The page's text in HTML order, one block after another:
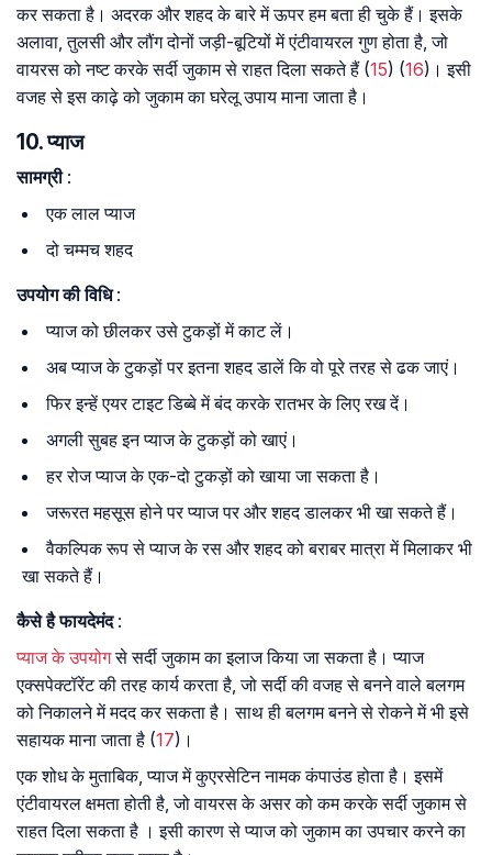
कर सकता है। अदरक और शहद के बारे में ऊपर हम बता ही चुके हैं। इसके
अलावा, तुलसी और लौंग दोनों जड़ी-बूटियों में एंटीवायरल गुण होता है, जो
वायरस को नष्ट करके सर्दी जुकाम से राहत दिला सकते हैं (15) (16)। इसी
वजह से इस काढ़े को जुकाम का घरेलू उपाय माना जाता है।
10. प्याज
सामग्री:
एक लाल प्याज
दो चम्मच शहद
उपयोग की विधि:
प्याज को छीलकर उसे टुकड़ों में काट लें।
अब प्याज के टुकड़ों पर इतना शहद डालें कि वो पूरे तरह से ढक जाएं।
फिर इन्हें एयर टाइट डिब्बे में बंद करके रातभर के लिए रख दें।
अगली सुबह इन प्याज के टुकड़ों को खाएं।
हर रोज प्याज के एक-दो टुकड़ों को खाया जा सकता है।
जरूरत महसूस होने पर प्याज पर और शहद डालकर भी खा सकते हैं।
वैकल्पिक रूप से प्याज के रस और शहद को बराबर मात्रा में मिलाकर भी
खा सकते हैं।
कैसे है फायदेमंद:
प्याज के उपयोगसे सर्दी जुकाम का इलाज किया जा सकता है। प्याज
एक्सपेक्टॉरेंट की तरह कार्य करता है, जो सर्दी की वजह से बनने वाले बलगम
को निकालने में मदद कर सकता है। साथ ही बलगम बनने से रोकने में भी इसे
सहायक माना जाता है (17)।
एक शोध के मुताबिक, प्याज में कुएरसेटिन नामक कंपाउंड होता है। इसमें
एंटीवायरल क्षमता होती है, जो वायरस के असर को कम करके सर्दी जुकाम से
राहत दिला सकता है । इसी कारण से प्याज को जुकाम का उपचार करने का